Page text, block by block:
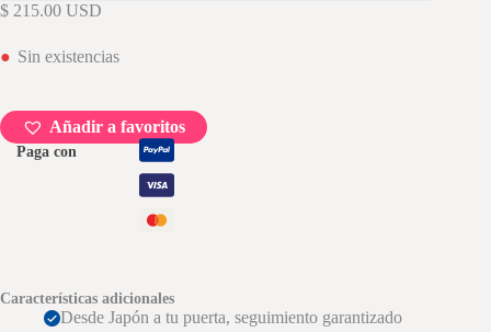
$ 215.00 USD
Sin existencias
Añadir a favoritos
Paga con
Características adicionales
Desde Japón a tu puerta, seguimiento garantizado